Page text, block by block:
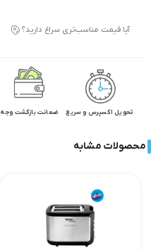
آیا قیمت مناسب‌تری سراغ دارید؟
تحویل اکسپرس و سریع ضمانت بازگشت وجه
محصولات مشابه